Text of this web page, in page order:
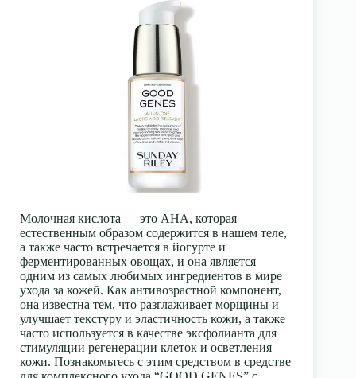
Молочная кислота — это АНА, которая
естественным образом содержится в нашем теле,
а также часто встречается в йогурте и
ферментированных овощах, и она является
одним из самых любимых ингредиентов в мире
ухода за кожей. Как антивозрастной компонент,
она известна тем, что разглаживает морщины и
улучшает текстуру и эластичность кожи, а также
часто используется в качестве эксфолианта для
стимуляции регенерации клеток и осветления
кожи. Познакомьтесь с этим средством в средстве